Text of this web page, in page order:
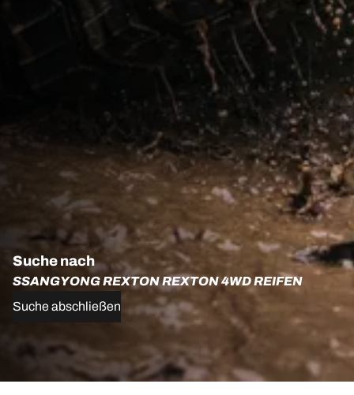
Suche nach
SSANGYONG REXTON REXTON 4WD REIFEN
Suche abschließen